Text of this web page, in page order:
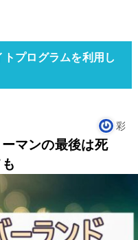
トプログラムを利用し
彩
マンの最後は死